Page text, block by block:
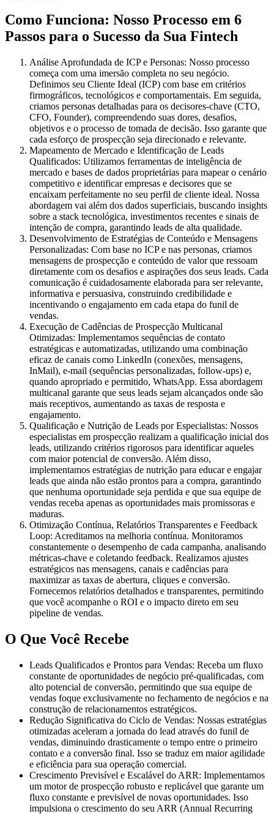
Como Funciona: Nosso Processo em 6
Passos para o Sucesso da Sua Fintech
Análise Aprofundada de ICP e Personas: Nosso processo
começa com uma imersão completa no seu negócio.
Definimos seu Cliente Ideal (ICP) com base em critérios
firmográficos, tecnológicos e comportamentais. Em seguida,
criamos personas detalhadas para os decisores-chave (CTO,
CFO, Founder), compreendendo suas dores, desafios,
objetivos e o processo de tomada de decisão. Isso garante que
cada esforço de prospecção seja direcionado e relevante.
Mapeamento de Mercado e Identificação de Leads
Qualificados: Utilizamos ferramentas de inteligência de
mercado e bases de dados proprietárias para mapear o cenário
competitivo e identificar empresas e decisores que se
encaixam perfeitamente no seu perfil de cliente ideal. Nossa
abordagem vai além dos dados superficiais, buscando insights
sobre a stack tecnológica, investimentos recentes e sinais de
intenção de compra, garantindo leads de alta qualidade.
Desenvolvimento de Estratégias de Conteúdo e Mensagens
Personalizadas: Com base no ICP e nas personas, criamos
mensagens de prospecção e conteúdo de valor que ressoam
diretamente com os desafios e aspirações dos seus leads. Cada
comunicação é cuidadosamente elaborada para ser relevante,
informativa e persuasiva, construindo credibilidade e
incentivando o engajamento em cada etapa do funil de
vendas.
Execução de Cadências de Prospecção Multicanal
Otimizadas: Implementamos sequências de contato
estratégicas e automatizadas, utilizando uma combinação
eficaz de canais como LinkedIn (conexões, mensagens,
InMail), e-mail (sequências personalizadas, follow-ups) e,
quando apropriado e permitido, WhatsApp. Essa abordagem
multicanal garante que seus leads sejam alcançados onde são
mais receptivos, aumentando as taxas de resposta e
engajamento.
Qualificação e Nutrição de Leads por Especialistas: Nossos
especialistas em prospecção realizam a qualificação inicial dos
leads, utilizando critérios rigorosos para identificar aqueles
com maior potencial de conversão. Além disso,
implementamos estratégias de nutrição para educar e engajar
leads que ainda não estão prontos para a compra, garantindo
que nenhuma oportunidade seja perdida e que sua equipe de
vendas receba apenas as oportunidades mais promissoras e
maduras.
Otimização Contínua, Relatórios Transparentes e Feedback
Loop: Acreditamos na melhoria contínua. Monitoramos
constantemente o desempenho de cada campanha, analisando
métricas-chave e coletando feedback. Realizamos ajustes
estratégicos nas mensagens, canais e cadências para
maximizar as taxas de abertura, cliques e conversão.
Fornecemos relatórios detalhados e transparentes, permitindo
que você acompanhe o ROI e o impacto direto em seu
pipeline de vendas.
O Que Você Recebe
Leads Qualificados e Prontos para Vendas: Receba um fluxo
constante de oportunidades de negócio pré-qualificadas, com
alto potencial de conversão, permitindo que sua equipe de
vendas foque exclusivamente no fechamento de negócios e na
construção de relacionamentos estratégicos.
Redução Significativa do Ciclo de Vendas: Nossas estratégias
otimizadas aceleram a jornada do lead através do funil de
vendas, diminuindo drasticamente o tempo entre o primeiro
contato e a conversão final. Isso se traduz em maior agilidade
e eficiência para sua operação comercial.
Crescimento Previsível e Escalável do ARR: Implementamos
um motor de prospecção robusto e replicável que garante um
fluxo constante e previsível de novas oportunidades. Isso
impulsiona o crescimento do seu ARR (Annual Recurring